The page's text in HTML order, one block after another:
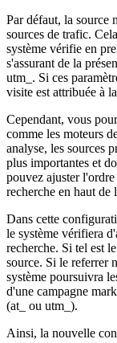
Par défaut, la source
sources de trafic.
système vérifie en
s'assurant de la
utm_. Si ces
visite est attribuée à
Cependant, vous
comme les moteurs
analyse, les sources
plus importantes et
pouvez ajuster l'ordre
recherche en haut de
Dans cette
le système vérifiera
recherche. Si tel est
source. Si le referrer
système poursuivra
d'une campagne
(at_ ou utm_).
Ainsi, la nouvelle